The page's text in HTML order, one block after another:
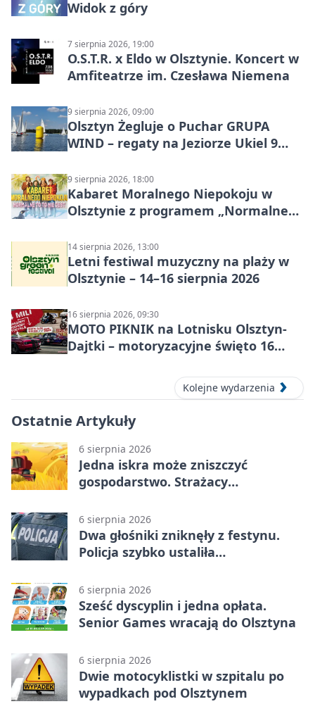
Widok z góry
7 sierpnia 2026, 19:00
O.S.T.R. x Eldo w Olsztynie. Koncert w
Amfiteatrze im. Czesława Niemena
9 sierpnia 2026, 09:00
Olsztyn Żegluje o Puchar GRUPA
WIND – regaty na Jeziorze Ukiel 9
9 sierpnia 2026, 18:00
Kabaret Moralnego Niepokoju w
Olsztynie z programem „Normalne
14 sierpnia 2026, 13:00
Letni festiwal muzyczny na plaży w
Olsztynie – 14–16 sierpnia 2026
16 sierpnia 2026, 09:30
MOTO PIKNIK na Lotnisku Olsztyn-
Dajtki – motoryzacyjne święto 16
Kolejne wydarzenia
Ostatnie Artykuły
6 sierpnia 2026
Jedna iskra może zniszczyć
gospodarstwo. Strażacy
6 sierpnia 2026
Dwa głośniki zniknęły z festynu.
Policja szybko ustaliła
6 sierpnia 2026
Sześć dyscyplin i jedna opłata.
Senior Games wracają do Olsztyna
6 sierpnia 2026
Dwie motocyklistki w szpitalu po
wypadkach pod Olsztynem